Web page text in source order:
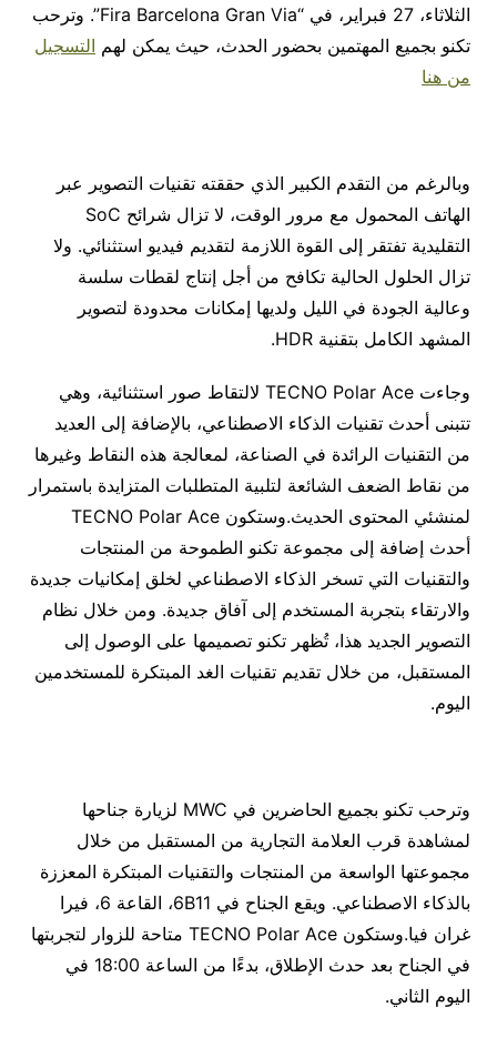
الثلاثاء، 27 فبراير، في “Fira Barcelona Gran Via”. وترحب
تكنو بجميع المهتمين بحضور الحدث، حيث يمكن لهم التسجيل
من هنا
وبالرغم من التقدم الكبير الذي حققته تقنيات التصوير عبر
الهاتف المحمول مع مرور الوقت، لا تزال شرائح SoC
التقليدية تفتقر إلى القوة اللازمة لتقديم فيديو استثنائي. ولا
تزال الحلول الحالية تكافح من أجل إنتاج لقطات سلسة
وعالية الجودة في الليل ولديها إمكانات محدودة لتصوير
المشهد الكامل بتقنية HDR.
وجاءت TECNO Polar Ace لالتقاط صور استثنائية، وهي
تتبنى أحدث تقنيات الذكاء الاصطناعي، بالإضافة إلى العديد
من التقنيات الرائدة في الصناعة، لمعالجة هذه النقاط وغيرها
من نقاط الضعف الشائعة لتلبية المتطلبات المتزايدة باستمرار
لمنشئي المحتوى الحديث.وستكون TECNO Polar Ace
أحدث إضافة إلى مجموعة تكنو الطموحة من المنتجات
والتقنيات التي تسخر الذكاء الاصطناعي لخلق إمكانيات جديدة
والارتقاء بتجربة المستخدم إلى آفاق جديدة. ومن خلال نظام
التصوير الجديد هذا، تُظهر تكنو تصميمها على الوصول إلى
المستقبل، من خلال تقديم تقنيات الغد المبتكرة للمستخدمين
اليوم.
وترحب تكنو بجميع الحاضرين في MWC لزيارة جناحها
لمشاهدة قرب العلامة التجارية من المستقبل من خلال
مجموعتها الواسعة من المنتجات والتقنيات المبتكرة المعززة
بالذكاء الاصطناعي. ويقع الجناح في 6B11، القاعة 6، فيرا
غران فيا.وستكون TECNO Polar Ace متاحة للزوار لتجربتها
في الجناح بعد حدث الإطلاق، بدءًا من الساعة 18:00 في
اليوم الثاني.